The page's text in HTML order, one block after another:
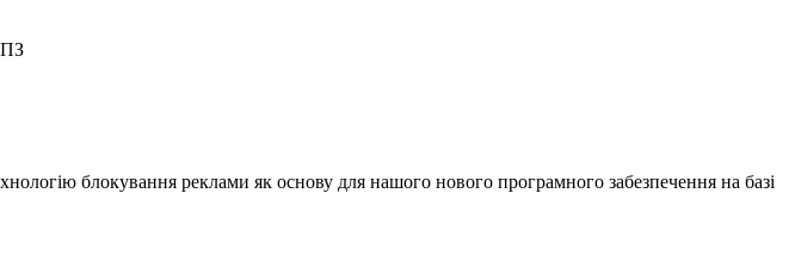
ПЗ
блокування реклами як основу для нашого нового програмного забезпечення на базі